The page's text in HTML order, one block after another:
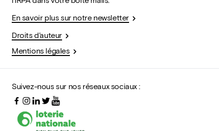
En savoir plus sur notre newsletter
Droits d'auteur
Mentions légales
Suivez-nous sur nos réseaux sociaux :